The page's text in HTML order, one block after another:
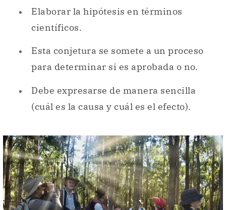
Elaborar la hipótesis en términos
científicos.
Esta conjetura se somete a un proceso
para determinar si es aprobada o no.
Debe expresarse de manera sencilla
(cuál es la causa y cuál es el efecto).